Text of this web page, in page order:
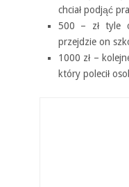
chciał podjąć
500 – zł tyle
przejdzie on
1000 zł –
który polecił